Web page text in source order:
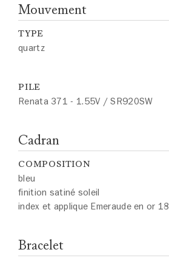
Mouvement
TYPE
quartz
PILE
Renata 371 - 1.55V / SR920SW
Cadran
COMPOSITION
bleu
finition satiné soleil
index et applique Emeraude en or
Bracelet